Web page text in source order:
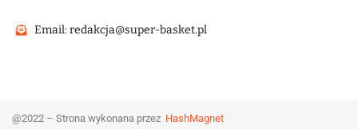
Email: redakcja@super-basket.pl
@2022 – Strona wykonana przez HashMagnet